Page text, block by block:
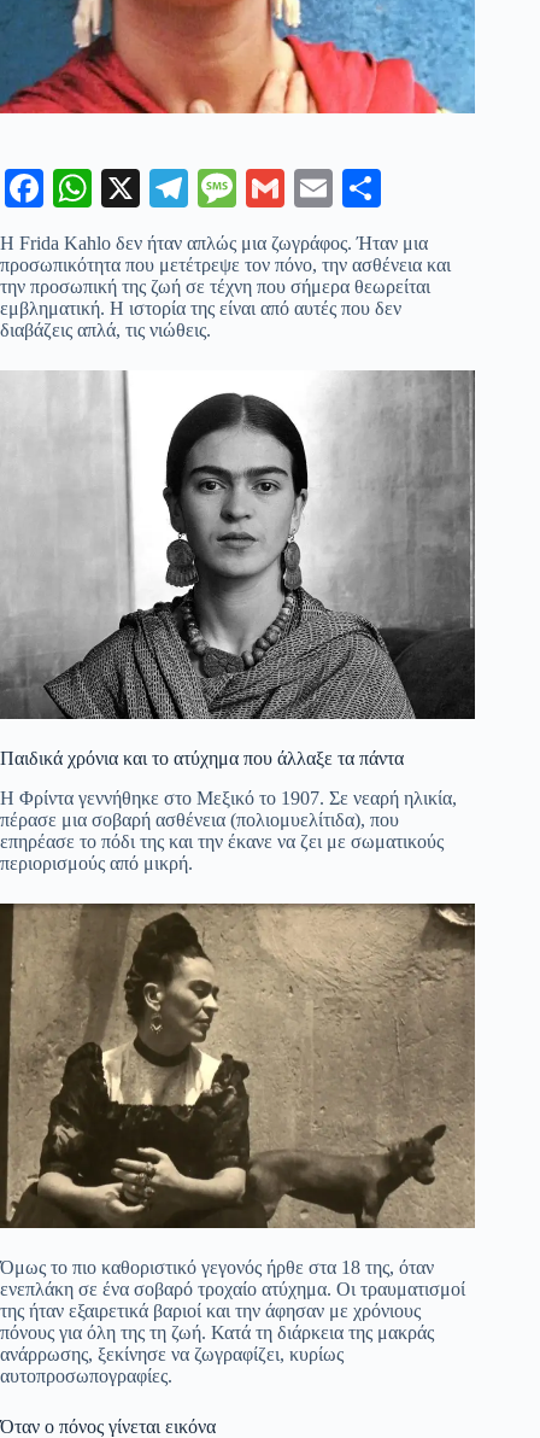
Fa
ce
bo
ok
W
ha
ts
A
pp
X
Te
le
gr
a
m
M
sa
ge
G
m
ail
E
m
ail ρ
α
εί
τε
Η Frida Kahlo δεν ήταν απλώς μια ζωγράφος. Ήταν μια
προσωπικότητα που μετέτρεψε τον πόνο, την ασθένεια και
την προσωπική της ζωή σε τέχνη που σήμερα θεωρείται
εμβληματική. Η ιστορία της είναι από αυτές που δεν
διαβάζεις απλά, τις νιώθεις.
Παιδικά χρόνια και το ατύχημα που άλλαξε τα πάντα
Η Φρίντα γεννήθηκε στο Μεξικό το 1907. Σε νεαρή ηλικία,
πέρασε μια σοβαρή ασθένεια (πολιομυελίτιδα), που
επηρέασε το πόδι της και την έκανε να ζει με σωματικούς
περιορισμούς από μικρή.
Όμως το πιο καθοριστικό γεγονός ήρθε στα 18 της, όταν
ενεπλάκη σε ένα σοβαρό τροχαίο ατύχημα. Οι τραυματισμοί
της ήταν εξαιρετικά βαριοί και την άφησαν με χρόνιους
πόνους για όλη της τη ζωή. Κατά τη διάρκεια της μακράς
ανάρρωσης, ξεκίνησε να ζωγραφίζει, κυρίως
αυτοπροσωπογραφίες.
Όταν ο πόνος γίνεται εικόνα